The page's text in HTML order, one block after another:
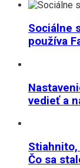
Sociálne
používa
vedieť a
Čo sa